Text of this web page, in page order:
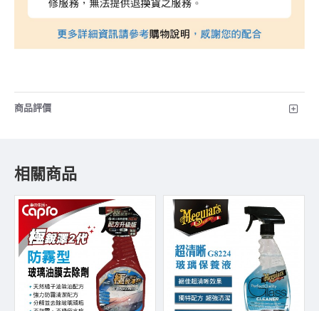
商品評價
相關商品